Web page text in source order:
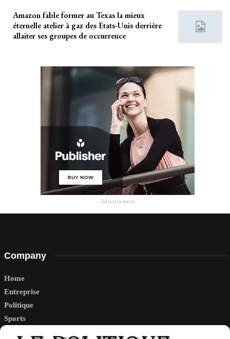
Amazon fable former au Texas la mieux
éternelle atelier à gaz des Etats-Unis derrière
allaiter ses groupes de occurrence
- Advertisement -
Company
Home
Entreprise
Politique
Sports